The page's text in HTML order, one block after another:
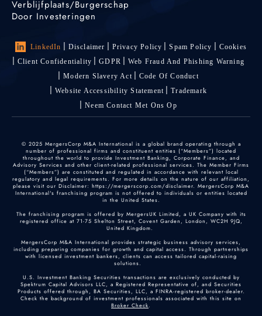
Verblijfplaats/burgerschap
Door Investeringen
LinkedIn Disclaimer Privacy Policy Spam Policy
Cookies
Client Confidentiality
GDPR
Web Fraud And Phishing Warning
Modern Slavery Act
Code Of Conduct
Website Accessibility Statement
Trademark
Neem Contact Met Ons Op
© 2025 MergersCorp M&A International is a global brand operating through a
number of professional firms and constituent entities (“Members”) located
throughout the world to provide Investment Banking, Corporate Finance, and
Advisory Services and other client-related professional services. The Member Firms
(“Members”) are constituted and regulated in accordance with relevant local
regulatory and legal requirements. For more details on the nature of our affiliation,
please visit our Disclaimer: https://mergerscorp.com/disclaimer. MergersCorp M&A
International's franchising program is not offered to individuals or entities located
in the United States.
The franchising program is offered by MergersUK Limited, a UK Company with its
registered office at 71-75 Shelton Street, Covent Garden, London, WC2H 9JQ,
United Kingdom.
MergersCorp M&A International provides strategic business advisory services,
including preparing companies for growth and capital access. Through partnerships
with licensed investment bankers, clients can access tailored capital-raising
solutions.
U.S. Investment Banking Securities transactions are exclusively conducted by
Spektrum Capital Advisors LLC, a Registered Representative of, and Securities
Products offered through, BA Securities, LLC, a FINRA-registered broker-dealer.
Check the background of investment professionals associated with this site on
Broker Check.